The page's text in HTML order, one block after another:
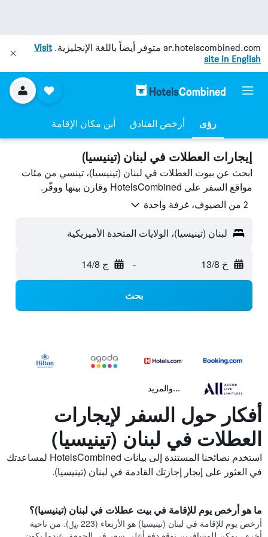
ar.hotelscombined.com متوفر أيضاً باللغة الإنجليزية.Visit
site in English
رؤى أرخص الفنادق أين مكان الإقامة
إيجارات العطلات في لبنان (تينيسيا)
ابحث عن بيوت العطلات في لبنان (تينيسيا)، تينسي من مئات
مواقع السفر على HotelsCombined وقارن بينها ووفّر.
2 من الضيوف، غرفة واحدة
لبنان (تينيسيا)، الولايات المتحدة الأميريكية
خ 13/8 - ج 14/8
بحث
...والمزيد
أفكار حول السفر لإيجارات
العطلات في لبنان (تينيسيا)
استخدم نصائحنا المستندة إلى بيانات HotelsCombined لمساعدتك
في العثور على إيجار إجازتك القادمة في لبنان (تينيسيا).
ما هو أرخص يوم للإقامة في بيت عطلات في لبنان (تينيسيا)؟
أرخص يوم للإقامة في لبنان (تينيسيا) هو الأربعاء (223 ﷼). من ناحية